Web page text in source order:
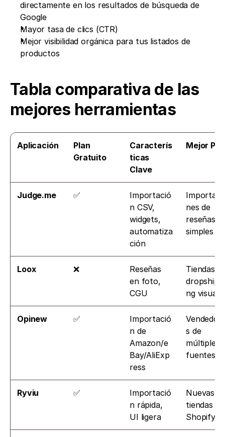
directamente en los resultados de búsqueda de
Google
Mayor tasa de clics (CTR)
Mejor visibilidad orgánica para tus listados de
productos
Tabla comparativa de las
mejores herramientas
Aplicación
Plan
Gratuito
Caracterís
ticas
Clave
Mejor
Judge.me ✅
Importació
n CSV,
widgets,
automatiza
ción
nes de
reseñas
simples
Loox ❌
Reseñas
en foto,
CGU
Tiendas
dropshippi
ng
Opinew ✅
Importació
n de
Amazon/e
Bay/AliExp
ress
s de
múltiples
fuentes
Ryviu ✅
Importació
n rápida,
UI ligera
Nuevas
tiendas de
Shopify